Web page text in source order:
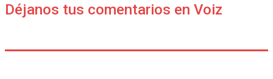
Déjanos tus comentarios en Voiz